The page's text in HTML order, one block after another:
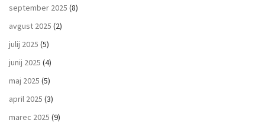
september 2025 (8)
avgust 2025 (2)
julij 2025 (5)
junij 2025 (4)
maj 2025 (5)
april 2025 (3)
marec 2025 (9)